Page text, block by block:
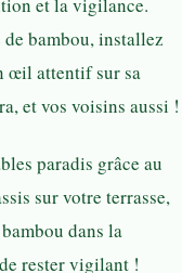
bambou, installez
œil attentif sur sa
et vos voisins aussi !
paradis grâce au
sur votre terrasse,
dans la
rester vigilant !